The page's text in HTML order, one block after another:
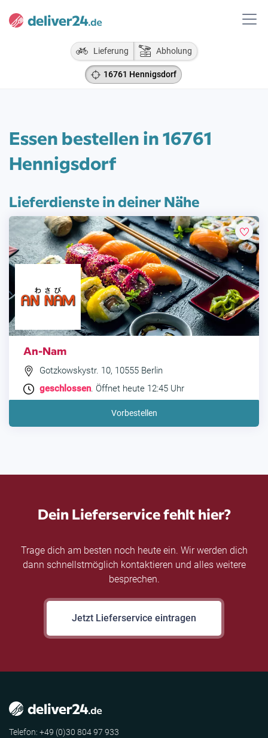
Lieferung Abholung
16761 Hennigsdorf
Essen bestellen in 16761
Hennigsdorf
Lieferdienste in deiner Nähe
An-Nam
Gotzkowskystr. 10, 10555 Berlin
geschlossen. Öffnet heute 12:45 Uhr
Vorbestellen
Dein Lieferservice fehlt hier?
Trage dich am besten noch heute ein. Wir werden dich
dann schnellstmöglich kontaktieren und alles weitere
besprechen.
Jetzt Lieferservice eintragen
Telefon: +49 (0)30 804 97 933